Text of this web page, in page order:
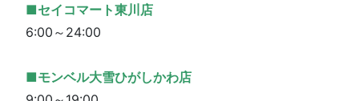
■セイコマート東川店
6:00～24:00
■モンベル大雪ひがしかわ店